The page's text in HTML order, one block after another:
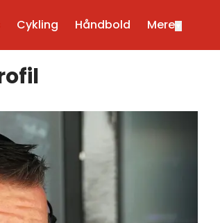
Cykling Håndbold Mere